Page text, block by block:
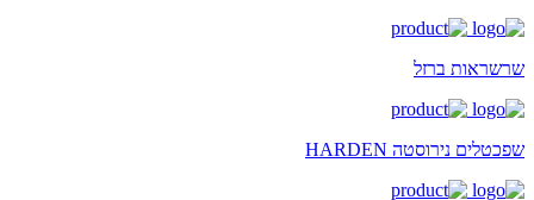
שרשראות ברזל
שפכטלים נירוסטה HARDEN